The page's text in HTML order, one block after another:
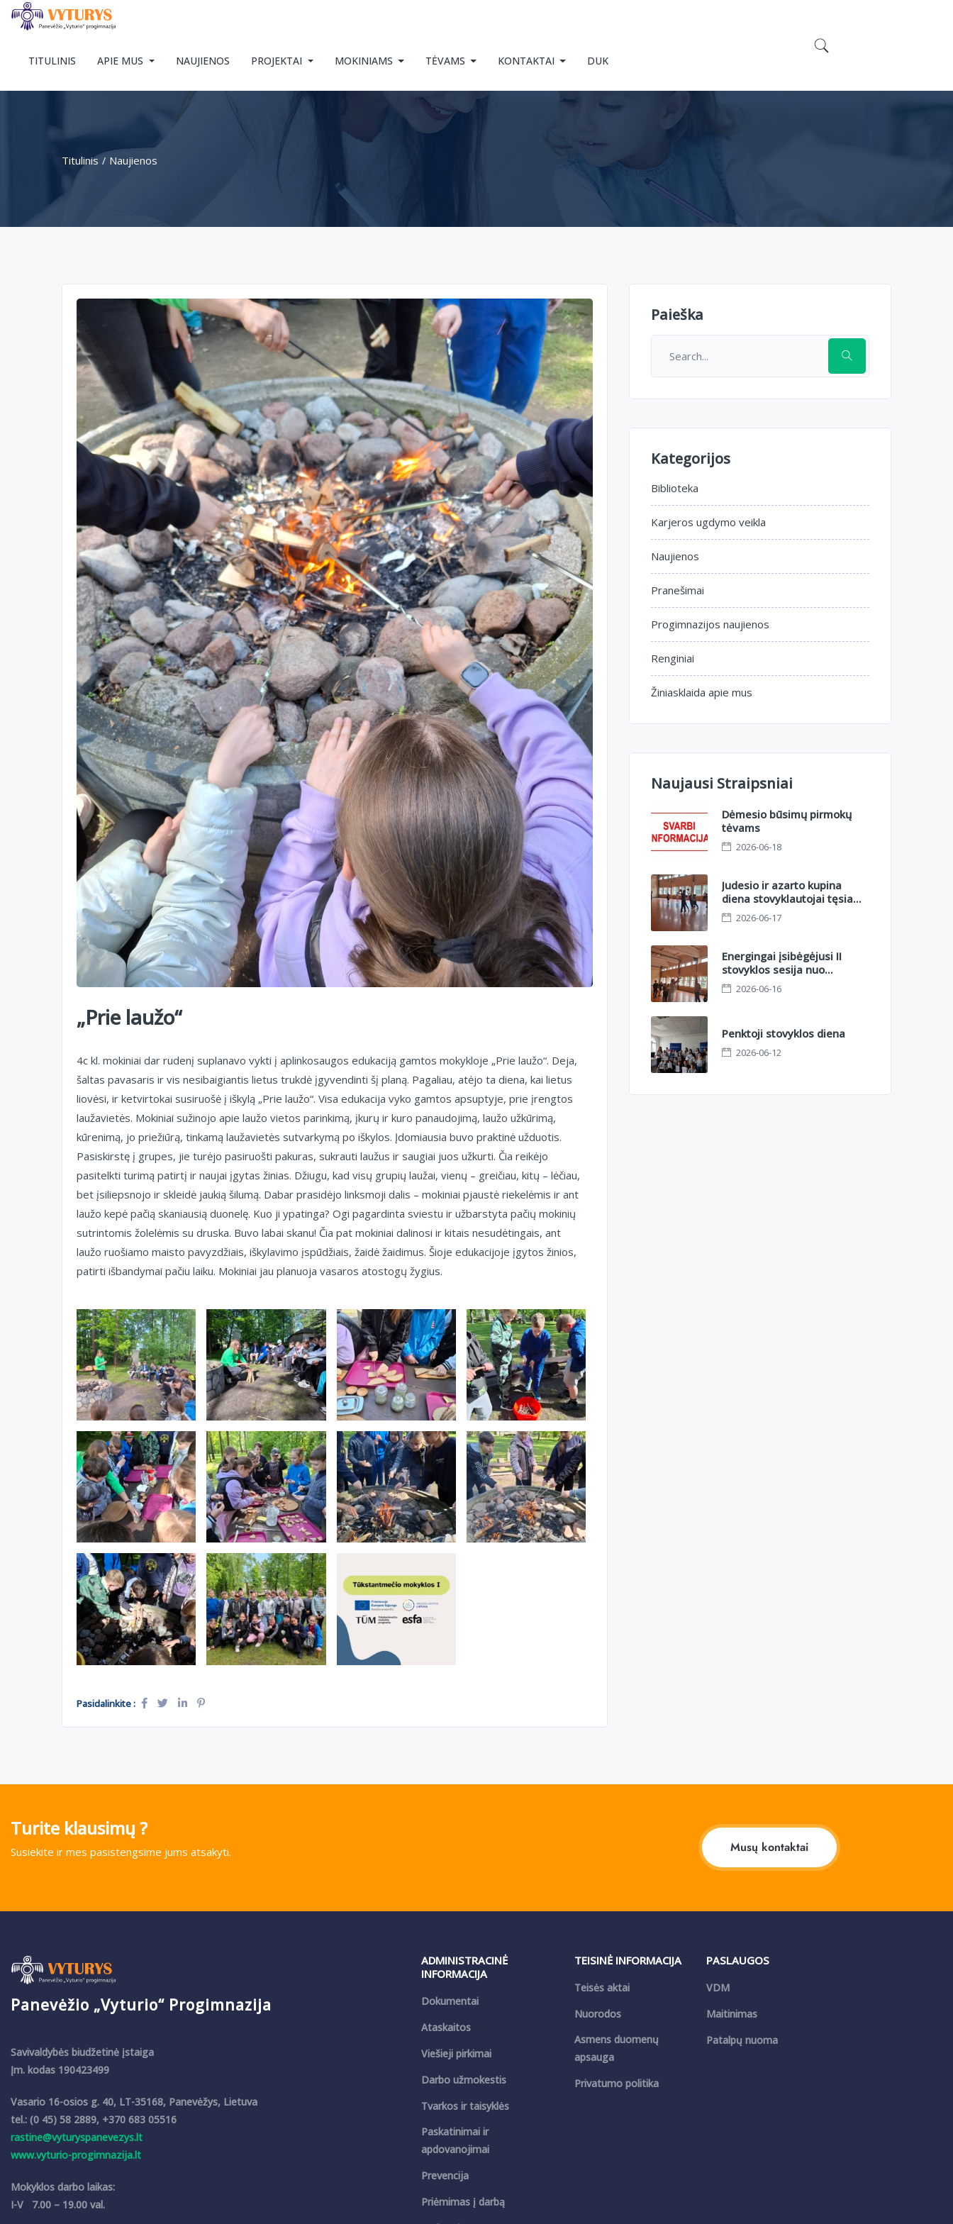
TITULINIS APIE MUS NAUJIENOS PROJEKTAI MOKINIAMS TĖVAMS KONTAKTAI DUK
Titulinis Naujienos
„Prie laužo“
4c kl. mokiniai dar rudenį suplanavo vykti į aplinkosaugos edukaciją gamtos mokykloje „Prie laužo“. Deja,
šaltas pavasaris ir vis nesibaigiantis lietus trukdė įgyvendinti šį planą. Pagaliau, atėjo ta diena, kai lietus
liovėsi, ir ketvirtokai susiruošė į iškylą „Prie laužo“. Visa edukacija vyko gamtos apsuptyje, prie įrengtos
laužavietės. Mokiniai sužinojo apie laužo vietos parinkimą, įkurų ir kuro panaudojimą, laužo užkūrimą,
kūrenimą, jo priežiūrą, tinkamą laužavietės sutvarkymą po iškylos. Įdomiausia buvo praktinė užduotis.
Pasiskirstę į grupes, jie turėjo pasiruošti pakuras, sukrauti laužus ir saugiai juos užkurti. Čia reikėjo
pasitelkti turimą patirtį ir naujai įgytas žinias. Džiugu, kad visų grupių laužai, vienų – greičiau, kitų – lėčiau,
bet įsiliepsnojo ir skleidė jaukią šilumą. Dabar prasidėjo linksmoji dalis – mokiniai pjaustė riekelėmis ir ant
laužo kepė pačią skaniausią duonelę. Kuo ji ypatinga? Ogi pagardinta sviestu ir užbarstyta pačių mokinių
sutrintomis žolelėmis su druska. Buvo labai skanu! Čia pat mokiniai dalinosi ir kitais nesudėtingais, ant
laužo ruošiamo maisto pavyzdžiais, iškylavimo įspūdžiais, žaidė žaidimus. Šioje edukacijoje įgytos žinios,
patirti išbandymai pačiu laiku. Mokiniai jau planuoja vasaros atostogų žygius.
Pasidalinkite :
Paieška
Kategorijos
Biblioteka
Karjeros ugdymo veikla
Naujienos
Pranešimai
Progimnazijos naujienos
Renginiai
Žiniasklaida apie mus
Naujausi Straipsniai
Dėmesio būsimų pirmokų
tėvams
2026-06-18
Judesio ir azarto kupina
diena stovyklautojai tęsia
nuotykius II sesijoje.
2026-06-17
Energingai įsibėgėjusi II
stovyklos sesija nuo
azartinio orientacinio iki
sportinių kovų aikštelėje
2026-06-16
Penktoji stovyklos diena
2026-06-12
Turite klausimų ?
Susiekite ir mes pasistengsime jums atsakyti. Musų kontaktai
Panevėžio „Vyturio“ Progimnazija
Savivaldybės biudžetinė įstaiga
Įm. kodas 190423499
Vasario 16-osios g. 40, LT-35168, Panevėžys, Lietuva
tel.: (0 45) 58 2889, +370 683 05516
rastine@vyturyspanevezys.lt
www.vyturio-progimnazija.lt
Mokyklos darbo laikas:
I-V 7.00 – 19.00 val.
ADMINISTRACINĖ
INFORMACIJA
Dokumentai
Ataskaitos
Viešieji pirkimai
Darbo užmokestis
Tvarkos ir taisyklės
Paskatinimai ir
apdovanojimai
Prevencija
Priėmimas į darbą
TEISINĖ INFORMACIJA
Teisės aktai
Nuorodos
Asmens duomenų
apsauga
Privatumo politika
PASLAUGOS
VDM
Maitinimas
Patalpų nuoma